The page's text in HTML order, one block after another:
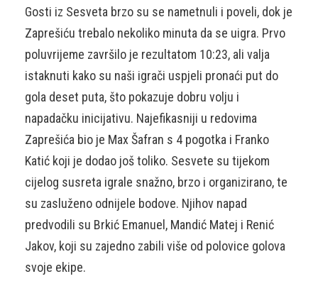
Gosti iz Sesveta brzo su se nametnuli i poveli, dok je
Zaprešiću trebalo nekoliko minuta da se uigra. Prvo
poluvrijeme završilo je rezultatom 10:23, ali valja
istaknuti kako su naši igrači uspjeli pronaći put do
gola deset puta, što pokazuje dobru volju i
napadačku inicijativu. Najefikasniji u redovima
Zaprešića bio je Max Šafran s 4 pogotka i Franko
Katić koji je dodao još toliko. Sesvete su tijekom
cijelog susreta igrale snažno, brzo i organizirano, te
su zasluženo odnijele bodove. Njihov napad
predvodili su Brkić Emanuel, Mandić Matej i Renić
Jakov, koji su zajedno zabili više od polovice golova
svoje ekipe.